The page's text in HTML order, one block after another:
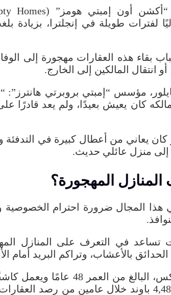
“ أكشن أون إمبتي هومز ” (
Homes
لفترات طويلة في إنجلترا ، بزيادة
بقاء هذه العقارات مهجورة إلى
أو انتقال المالكين إلى الخارج.
، مؤسس “ إمبتي بروبرتي هانترز ”: “
مالكه كان يعيش بعيدًا ، ولم يعد قادرًا
كان يعاني من أعطال كبيرة في التدفئة
إلى منزل عائلي حديث.
المنازل المهجورة؟
هذا المجال ضرورة احترام الخصوصية
.
تساعد في التعرف على المنازل
الحدائق بالأعشاب، وتراكم البريد أمام
، البالغ من العمر 48 عامًا ويعمل
باوند خلال عامين من رصد